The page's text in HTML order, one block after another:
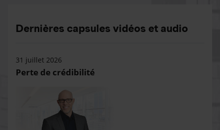
Dernières capsules vidéos et audio
31 juillet 2026
Perte de crédibilité